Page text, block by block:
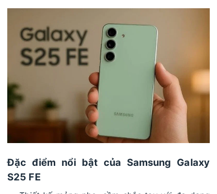
Đặc điểm nổi bật của Samsung Galaxy
S25 FE